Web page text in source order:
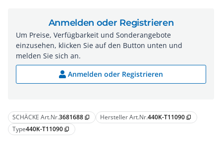
SCHÄCKE Art.Nr.3681688 content_copy Hersteller Art.Nr.440K-T11090 content_copy
Type440K-T11090 content_copy
Anmelden oder Registrieren
Um Preise, Verfügbarkeit und Sonderangebote
einzusehen, klicken Sie auf den Button unten und
melden Sie sich an.
Anmelden oder Registrieren